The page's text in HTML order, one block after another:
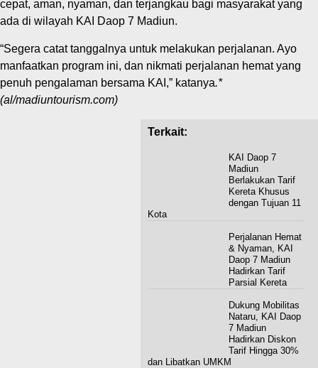
cepat, aman, nyaman, dan terjangkau bagi masyarakat yang
ada di wilayah KAI Daop 7 Madiun.
“Segera catat tanggalnya untuk melakukan perjalanan. Ayo
manfaatkan program ini, dan nikmati perjalanan hemat yang
penuh pengalaman bersama KAI,” katanya.*
(al/madiuntourism.com)
Terkait:
KAI Daop 7
Madiun
Berlakukan Tarif
Kereta Khusus
dengan Tujuan 11
Kota
Perjalanan Hemat
& Nyaman, KAI
Daop 7 Madiun
Hadirkan Tarif
Parsial Kereta
Dukung Mobilitas
Nataru, KAI Daop
7 Madiun
Hadirkan Diskon
Tarif Hingga 30%
dan Libatkan UMKM